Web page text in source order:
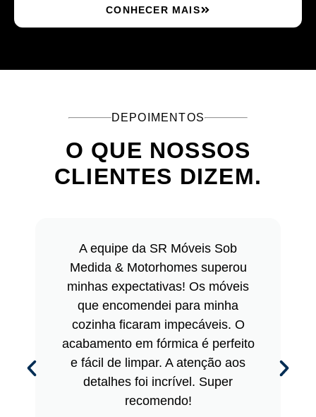
CONHECER MAIS
DEPOIMENTOS
O QUE NOSSOS
CLIENTES DIZEM.
A equipe da SR Móveis Sob
Medida & Motorhomes superou
minhas expectativas! Os móveis
que encomendei para minha
cozinha ficaram impecáveis. O
acabamento em fórmica é perfeito
e fácil de limpar. A atenção aos
detalhes foi incrível. Super
recomendo!